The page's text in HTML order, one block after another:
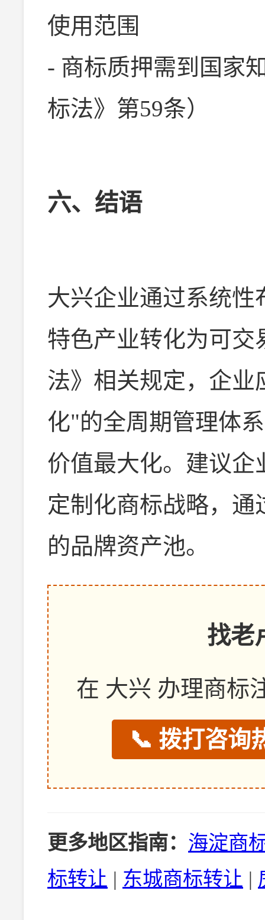
使用范围
- 商标质押需到国家
标法》第59条）
六、结语
大兴企业通过系统
特色产业转化为可交
法》相关规定，企
化"的全周期管理体
价值最大化。建议企
定制化商标战略，
的品牌资产池。
找老
在 大兴 办理商标
📞 拨打咨询
更多地区指南： 海淀商
标转让 | 东城商标转让 |